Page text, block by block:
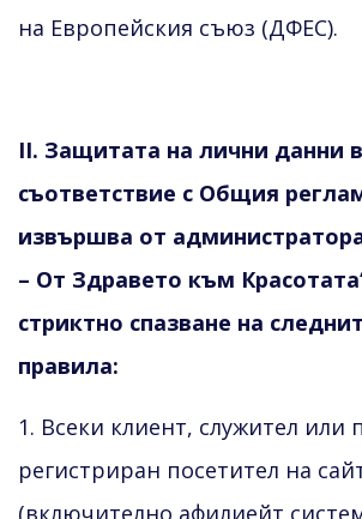
на Европейския съюз (ДФЕС).
II. Защитата на лични данни в
съответствие с Общия
извършва от
– От Здравето към
стриктно спазване на
правила:
1. Всеки клиент, служител или
регистриран посетител на
(включително афилиейт